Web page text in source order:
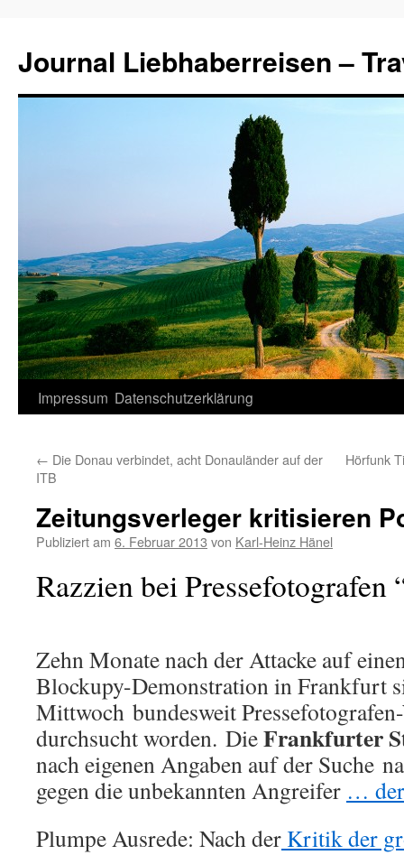
Journal Liebhaberreisen –
Zum
springen
Impressum Datenschutzerklärung
← Die Donau verbindet, acht Donauländer auf der
ITB
Hörfunk
Zeitungsverleger kritisieren
Publiziert am 6. Februar 2013 von Karl-Heinz Hänel
Razzien bei Pressefotografen
Zehn Monate nach der Attacke auf
Blockupy-Demonstration in Frankfurt
Mittwoch bundesweit
durchsucht worden. DieFrankfurter
nach eigenen Angaben auf der Suche
gegen die unbekannten Angreifer …
Plumpe Ausrede: Nach der Kritik der